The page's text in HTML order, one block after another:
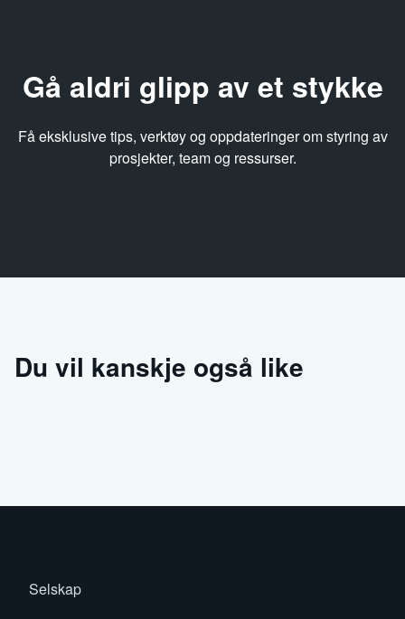
Gå aldri glipp av et stykke
Få eksklusive tips, verktøy og oppdateringer om styring av
prosjekter, team og ressurser.
Du vil kanskje også like
Selskap